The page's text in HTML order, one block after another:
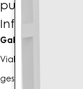
punti vendita:
Info contatti
Gaballo Mario srl
Viale G. Matteotti n.